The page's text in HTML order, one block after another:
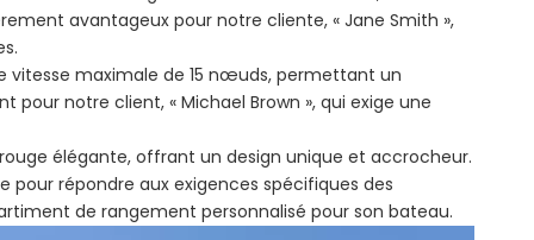
avantageux pour notre cliente, « Jane Smith »,
maximale de 15 nœuds, permettant un
notre client, « Michael Brown », qui exige une
élégante, offrant un design unique et accrocheur.
répondre aux exigences spécifiques des
de rangement personnalisé pour son bateau.